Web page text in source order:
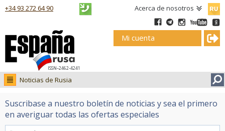
Acerca de nosotros
ISSN–2462-4241
+34 93 272 64 90
Mi cuenta
Noticias de Rusia
Noticias de Rusia
Fotos
Suscribase a nuestro boletín de noticias y sea el primero
en averiguar todas las ofertas especiales